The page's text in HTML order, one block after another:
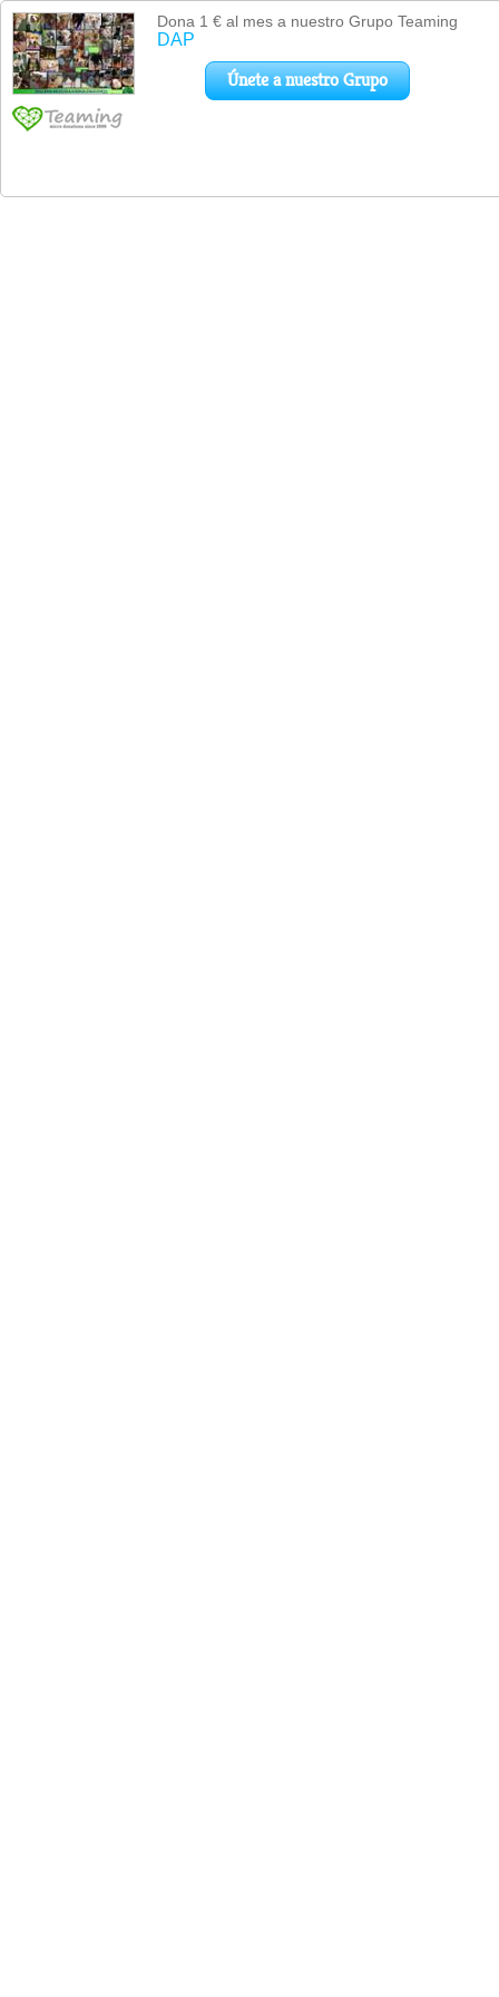
Dona 1 € al mes a nuestro Grupo Teaming
DAP
Únete a nuestro Grupo